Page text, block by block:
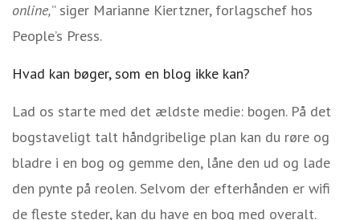
online,” siger Marianne Kiertzner, forlagschef hos
People’s Press.
Hvad kan bøger, som en blog ikke kan?
Lad os starte med det ældste medie: bogen. På det
bogstaveligt talt håndgribelige plan kan du røre og
bladre i en bog og gemme den, låne den ud og lade
den pynte på reolen. Selvom der efterhånden er wifi
de fleste steder, kan du have en bog med overalt.